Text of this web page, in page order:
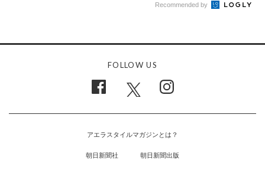
Recommended by
FOLLOW US
アエラスタイルマガジンとは？
朝日新聞社 朝日新聞出版